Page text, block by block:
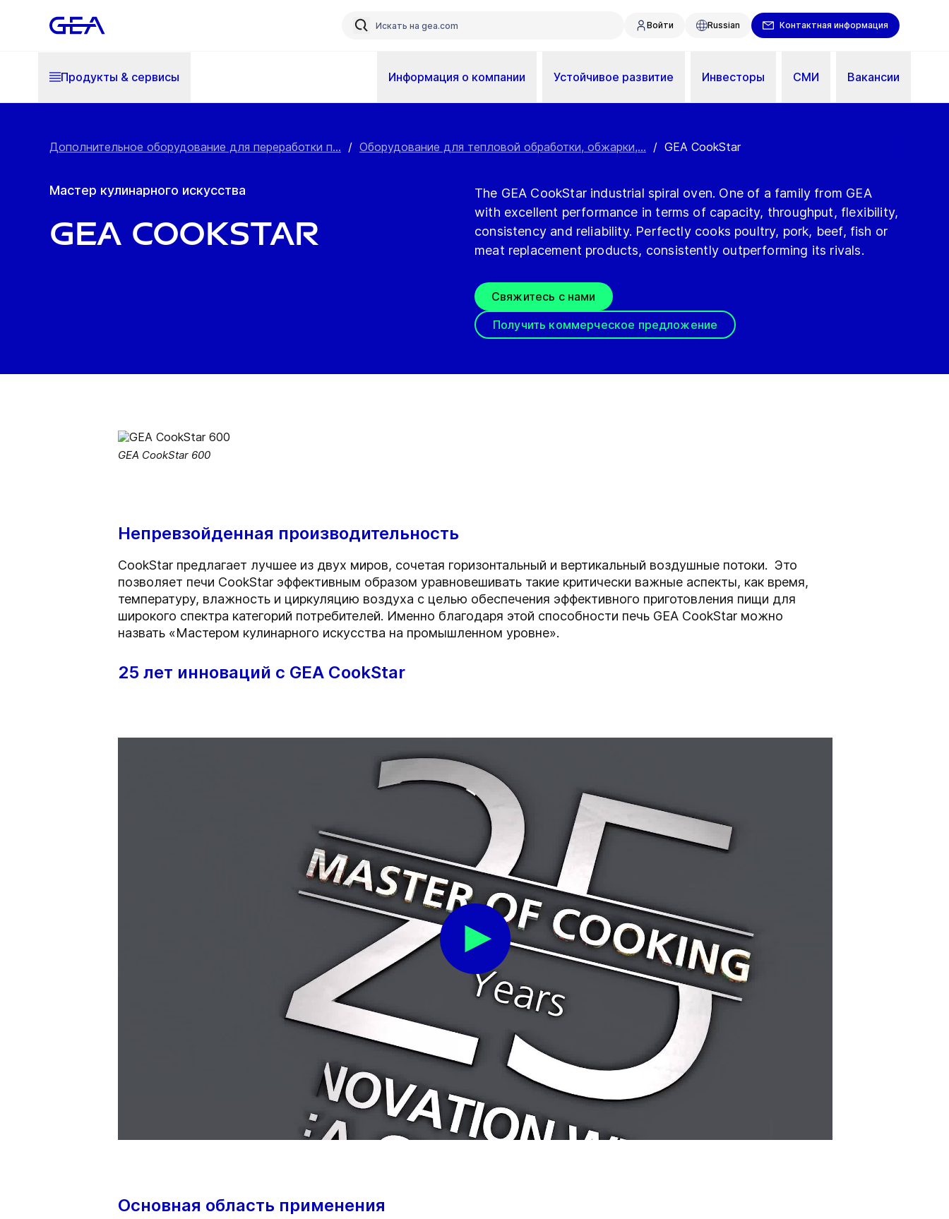
Войти Russian Контактная информация
Продукты & cервисы Информация о компании Устойчивое развитие Инвесторы СМИ Вакансии
Дополнительное оборудование для переработки п... / Оборудование для тепловой обработки, обжарки,... / GEA CookStar
Мастер кулинарного искусства
GEA CookStar
The GEA CookStar industrial spiral oven. One of a family from GEA
with excellent performance in terms of capacity, throughput, flexibility,
consistency and reliability. Perfectly cooks poultry, pork, beef, fish or
meat replacement products, consistently outperforming its rivals.
Свяжитесь с нами
Получить коммерческое предложение
GEA CookStar 600
Непревзойденная производительность
CookStar предлагает лучшее из двух миров, сочетая горизонтальный и вертикальный воздушные потоки. Это
позволяет печи CookStar эффективным образом уравновешивать такие критически важные аспекты, как время,
температуру, влажность и циркуляцию воздуха с целью обеспечения эффективного приготовления пищи для
широкого спектра категорий потребителей. Именно благодаря этой способности печь GEA CookStar можно
назвать «Мастером кулинарного искусства на промышленном уровне».
25 лет инноваций с GEA CookStar
Основная область применения